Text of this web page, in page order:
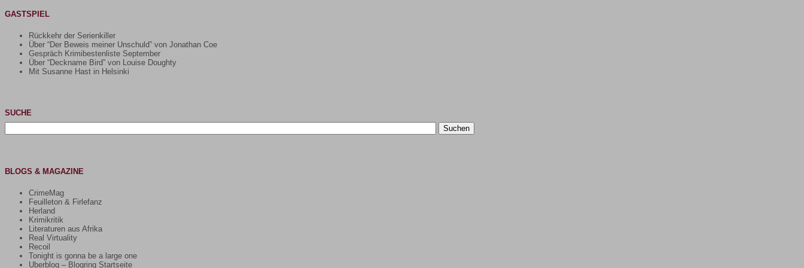
GASTSPIEL
Rückkehr der Serienkiller
Über “Der Beweis meiner Unschuld” von Jonathan Coe
Gespräch Krimibestenliste September
Über “Deckname Bird” von Louise Doughty
Mit Susanne Hast in Helsinki
SUCHE
nach:
BLOGS & MAGAZINE
CrimeMag
Feuilleton & Firlefanz
Herland
Krimikritik
Literaturen aus Afrika
Real Virtuality
Recoil
Tonight is gonna be a large one
Uberblog – Blogring Startseite